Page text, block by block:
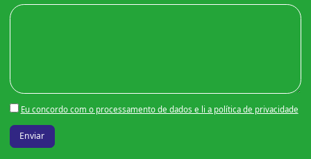
Eu concordo com o processamento de dados e li a política de privacidade